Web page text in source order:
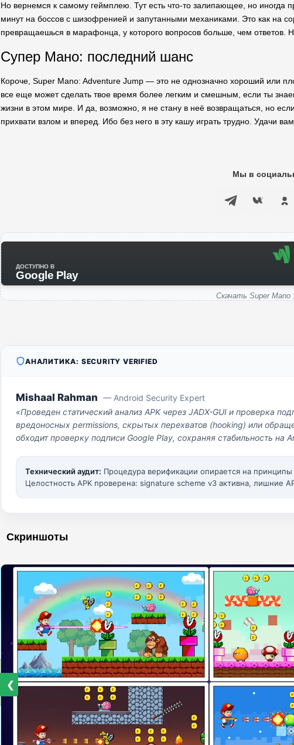
Но вернемся к самому геймплею. Тут есть что-то залипающее, но иногда
минут на боссов с шизофренией и запутанными механиками. Это как на
превращаешься в марафонца, у которого вопросов больше, чем ответов.
Супер Мано: последний шанс
Короче, Super Mano: Adventure Jump — это не однозначно хороший или
все еще может сделать твое время более легким и смешным, если ты
жизни в этом мире. И да, возможно, я не стану в неё возвращаться, но
прихвати взлом и вперед. Ибо без него в эту кашу играть трудно. Удачи
Мы в
ДОСТУПНО В
Google Play
Скачать Super Mano
АНАЛИТИКА: SECURITY VERIFIED
Mishaal Rahman — Android Security Expert
«Проведен статический анализ APK через JADX-GUI и проверка
вредоносных permissions, скрытых перехватов (hooking) или
обходит проверку подписи Google Play, сохраняя стабильность на
Технический аудит: Процедура верификации опирается на
Целостность APK проверена: signature scheme v3 активна, лишние
Скриншоты
❮